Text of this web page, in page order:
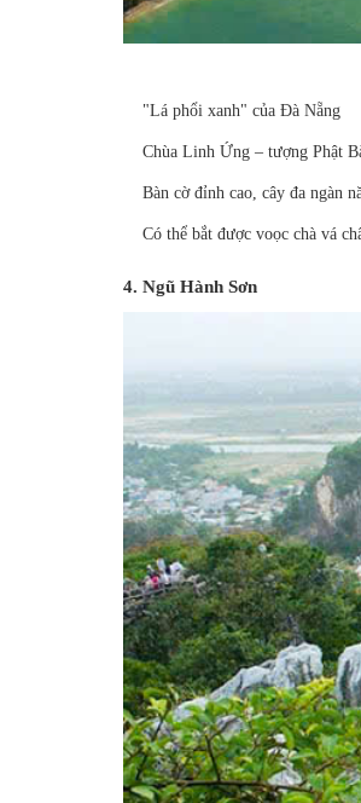
"Lá phổi xanh" của Đà Nẵng
Chùa Linh Ứng – tượng Phật
Bàn cờ đỉnh cao, cây đa ngàn
Có thể bắt được voọc chà vá
4. Ngũ Hành Sơn